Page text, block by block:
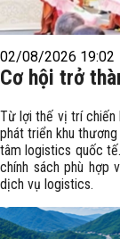
02/08/2026 19:02
Cơ hội trở
Từ lợi thế vị trí chiến
phát triển khu
tâm logistics quốc
chính sách phù hợp
dịch vụ logistics.